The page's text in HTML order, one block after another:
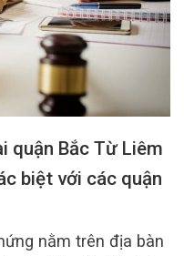
quận Bắc Từ Liêm
biệt với các quận
nằm trên địa bàn